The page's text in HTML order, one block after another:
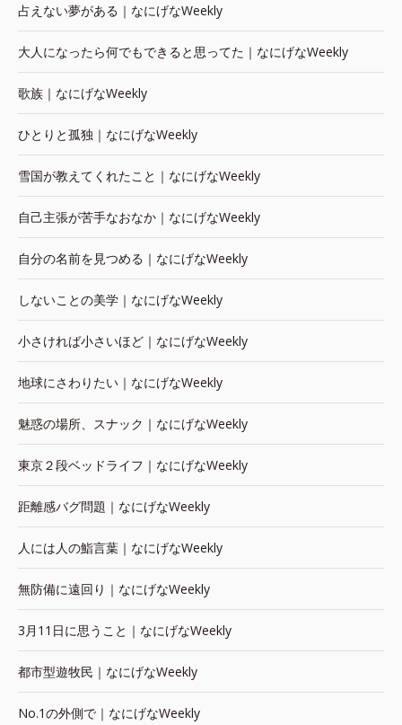
占えない夢がある｜なにげなWeekly
大人になったら何でもできると思ってた｜なにげなWeekly
歌族｜なにげなWeekly
ひとりと孤独｜なにげなWeekly
雪国が教えてくれたこと｜なにげなWeekly
自己主張が苦手なおなか｜なにげなWeekly
自分の名前を見つめる｜なにげなWeekly
しないことの美学｜なにげなWeekly
小さければ小さいほど｜なにげなWeekly
地球にさわりたい｜なにげなWeekly
魅惑の場所、スナック｜なにげなWeekly
東京２段ベッドライフ｜なにげなWeekly
距離感バグ問題｜なにげなWeekly
人には人の鮨言葉｜なにげなWeekly
無防備に遠回り｜なにげなWeekly
3月11日に思うこと｜なにげなWeekly
都市型遊牧民｜なにげなWeekly
No.1の外側で｜なにげなWeekly